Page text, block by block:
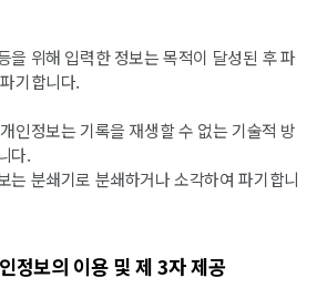
을 위해 입력한 정보는 목적이 달성된 후 파
기합니다.
인정보는 기록을 재생할 수 없는 기술적 방
다.
는 분쇄기로 분쇄하거나 소각하여 파기합니
정보의 이용 및 제 3자 제공